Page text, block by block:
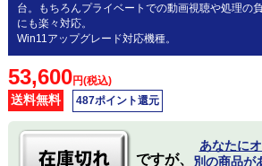
台。もちろんプライベートでの動画視聴や処理の
にも楽々対応。
Win11アップグレード対応機種。
53,600円(税込)
送料無料 487ポイント還元
ですが、
あなたに
別の商品が